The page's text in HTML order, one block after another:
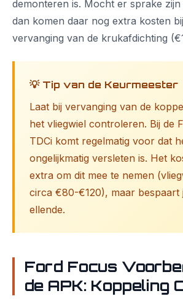
demonteren is. Mocht er sprake
dan komen daar nog extra kosten
vervanging van de krukafdichting
💡 Tip van de Keurmeester
Laat bij vervanging van de
het vliegwiel controleren. Bij de
TDCi komt regelmatig voor dat
ongelijkmatig versleten is. Het
extra om dit mee te nemen
circa €80-€120), maar bespaart
ellende.
Ford Focus
de APK: Koppeling